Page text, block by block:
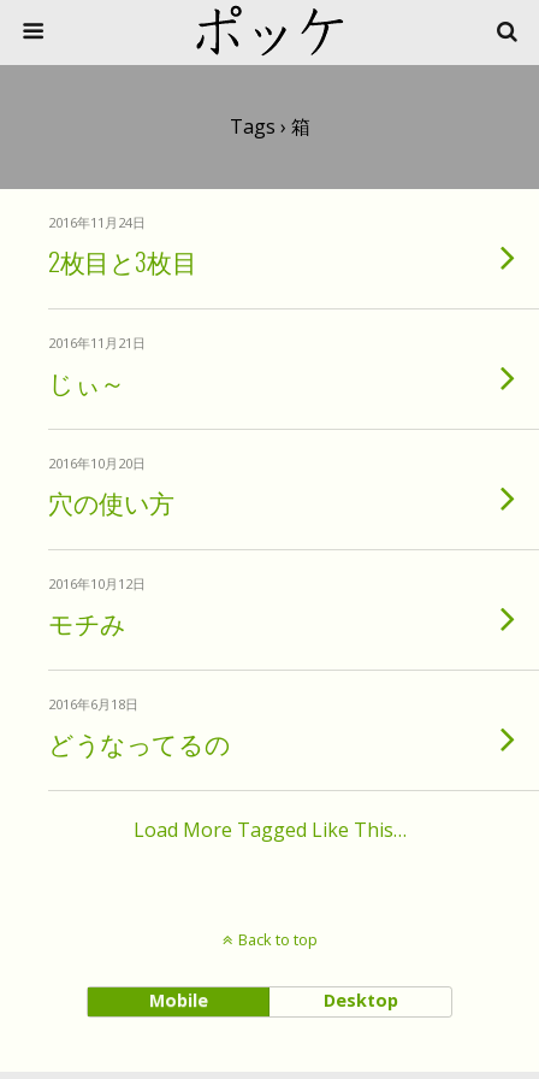
Tags › 箱
2016年11月24日
2枚目と3枚目
2016年11月21日
じぃ～
2016年10月20日
穴の使い方
2016年10月12日
モチみ
2016年6月18日
どうなってるの
Load More Tagged Like This…
Back to top
Mobile Desktop